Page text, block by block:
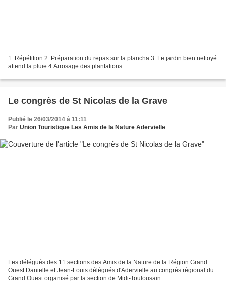
1. Répétition 2. Préparation du repas sur la plancha 3. Le jardin bien nettoyé
attend la pluie 4.Arrosage des plantations
Le congrès de St Nicolas de la Grave
Publié le 26/03/2014 à 11:11
Par Union Touristique Les Amis de la Nature Adervielle
Les délégués des 11 sections des Amis de la Nature de la Région Grand
Ouest Danielle et Jean-Louis délégués d'Adervielle au congrès régional du
Grand Ouest organisé par la section de Midi-Toulousain.